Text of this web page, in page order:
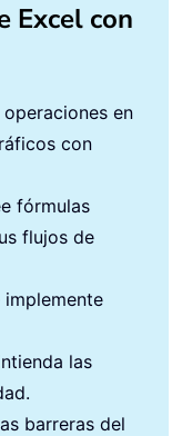
Excel con
operaciones en
con
fórmulas
flujos de
implemente
las
barreras del